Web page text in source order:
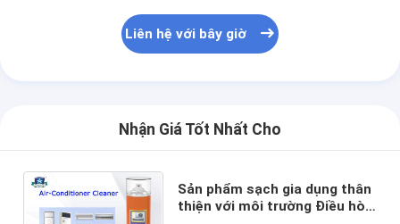
Liên hệ với bây giờ
Nhận Giá Tốt Nhất Cho
Sản phẩm sạch gia dụng thân
thiện với môi trường Điều hòa